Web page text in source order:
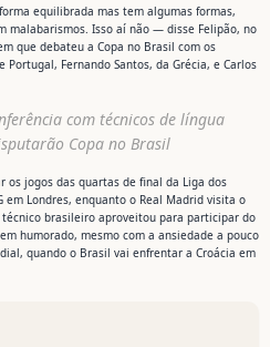
equilibrada mas tem algumas formas,
malabarismos. Isso aí não — disse Felipão, no
que debateu a Copa no Brasil com os
Fernando Santos, da Grécia, e Carlos
com técnicos de língua
Copa no Brasil
os jogos das quartas de final da Liga dos
em Londres, enquanto o Real Madrid visita o
brasileiro aproveitou para participar do
humorado, mesmo com a ansiedade a pouco
quando o Brasil vai enfrentar a Croácia em